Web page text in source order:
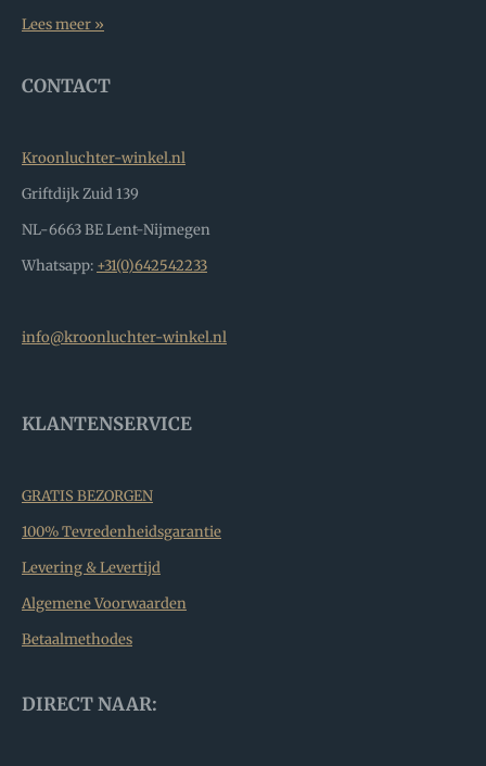
Lees meer »
CONTACT
Kroonluchter-winkel.nl
Griftdijk Zuid 139
NL-6663 BE Lent-Nijmegen
Whatsapp: +31(0)642542233
info@kroonluchter-winkel.nl
KLANTENSERVICE
GRATIS BEZORGEN
100% Tevredenheidsgarantie
Levering & Levertijd
Algemene Voorwaarden
Betaalmethodes
DIRECT NAAR: